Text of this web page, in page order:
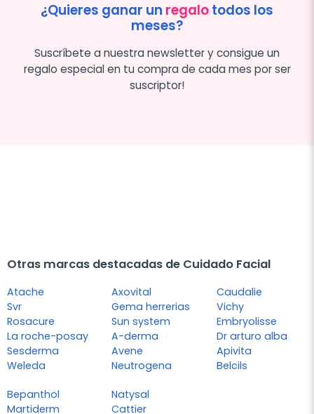
¿Quieres ganar un regalotodos los
meses?
Suscríbete a nuestra newsletter y consigue un
regalo especial en tu compra de cada mes por ser
suscriptor!
Otras marcas destacadas de Cuidado Facial
Atache
Svr
Rosacure
La roche-posay
Sesderma
Weleda
Axovital
Gema herrerias
Sun system
A-derma
Avene
Neutrogena
Caudalie
Vichy
Embryolisse
Dr arturo alba
Apivita
Belcils
Bepanthol
Martiderm
Natysal
Cattier